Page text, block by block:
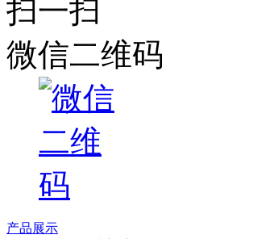
扫一扫
微信二维码
产品展示